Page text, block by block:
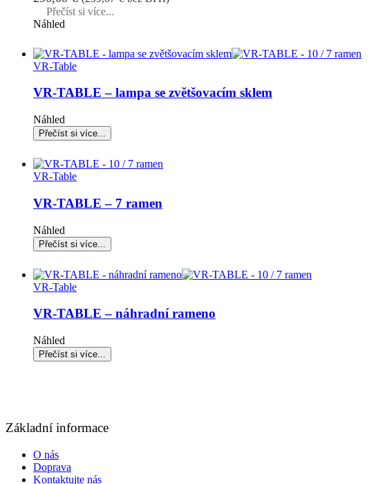
Přečíst si více...
Náhled
VR-Table
VR-TABLE – lampa se zvětšovacím sklem
Náhled
VR-Table
VR-TABLE – 7 ramen
Náhled
VR-Table
VR-TABLE – náhradní rameno
Náhled
Základní informace
O nás
Doprava
Kontaktujte nás